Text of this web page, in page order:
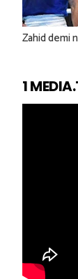
Zahid demi
1